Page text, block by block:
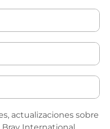
actualizaciones sobre